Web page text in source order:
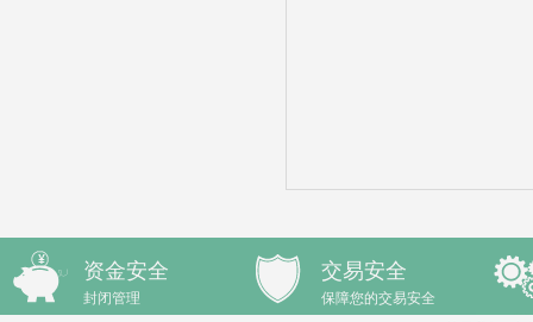
资金安全
封闭管理
交易安全
保障您的交易安全